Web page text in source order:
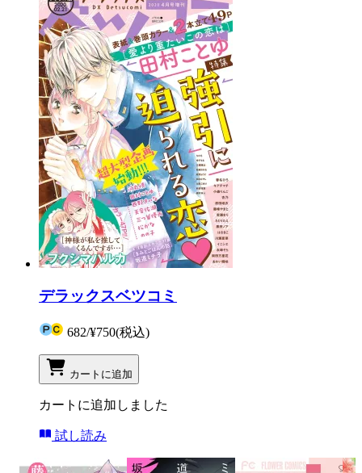
デラックスベツコミ
682/¥750(税込)
カートに追加
カートに追加しました
試し読み